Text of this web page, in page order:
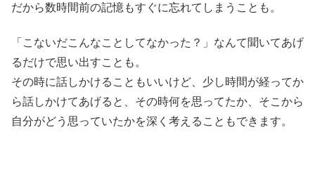
だから数時間前の記憶もすぐに忘れてしまうことも。
「こないだこんなことしてなかった？」なんて聞いてあげ
るだけで思い出すことも。
その時に話しかけることもいいけど、少し時間が経ってか
ら話しかけてあげると、その時何を思ってたか、そこから
自分がどう思っていたかを深く考えることもできます。